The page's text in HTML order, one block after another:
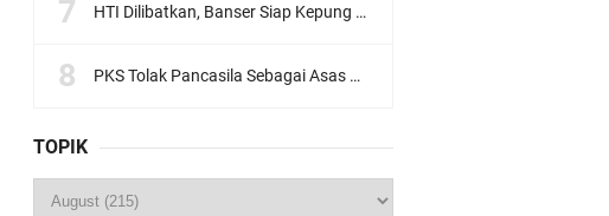
HTI Dilibatkan, Banser Siap Kepung Gedung Sate, Jawa Barat
PKS Tolak Pancasila Sebagai Asas Utama Ormas, Ini Komentar PBNU
TOPIK